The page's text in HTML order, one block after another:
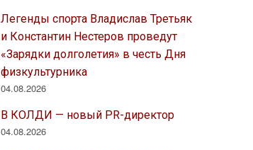
Легенды спорта Владислав Третьяк
и Константин Нестеров проведут
«Зарядки долголетия» в честь Дня
физкультурника
04.08.2026
В КОЛДИ — новый PR-директор
04.08.2026